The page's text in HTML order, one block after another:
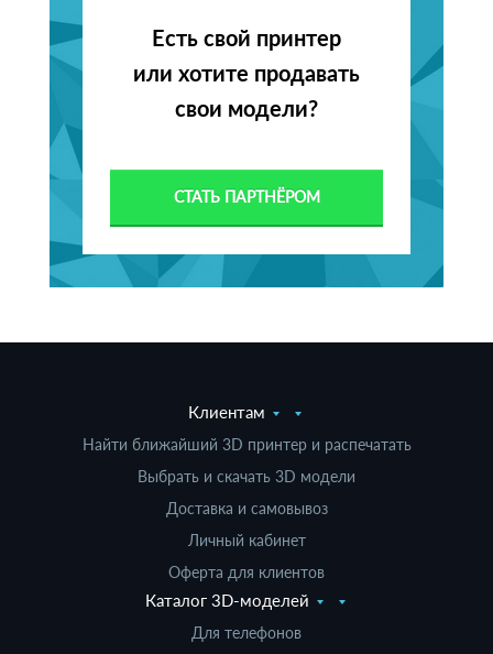
Есть свой принтер
или хотите продавать
свои модели?
СТАТЬ ПАРТНЁРОМ
Клиентам
Найти ближайший 3D принтер и распечатать
Выбрать и скачать 3D модели
Доставка и самовывоз
Личный кабинет
Оферта для клиентов
Каталог 3D-моделей
Для телефонов